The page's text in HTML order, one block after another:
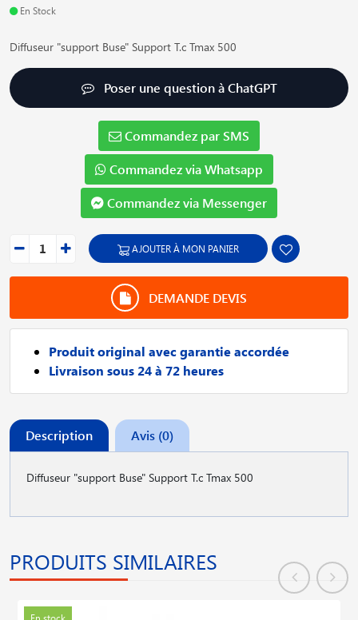
En Stock
Diffuseur "support Buse" Support T.c Tmax 500
Poser une question à ChatGPT
Commandez par SMS
Commandez via Whatsapp
Commandez via Messenger
AJOUTER À MON PANIER
DEMANDE DEVIS
Produit original avec garantie accordée
Livraison sous 24 à 72 heures
Description Avis (0)
Diffuseur "support Buse" Support T.c Tmax 500
PRODUITS SIMILAIRES
En stock